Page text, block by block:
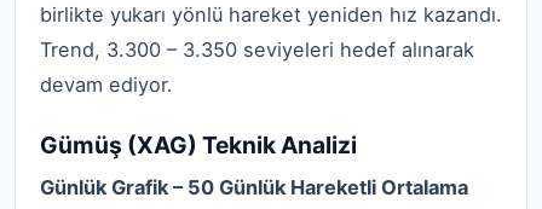
birlikte yukarı yönlü hareket yeniden hız kazandı.
Trend, 3.300 – 3.350 seviyeleri hedef alınarak
devam ediyor.
Gümüş (XAG) Teknik Analizi
Günlük Grafik – 50 Günlük Hareketli Ortalama